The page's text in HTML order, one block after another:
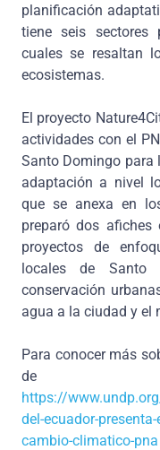
planificación
tiene seis sectores
cuales se resaltan
ecosistemas.
El proyecto
actividades con el
Santo Domingo para
adaptación a nivel
que se anexa en
preparó dos afiches
proyectos de
locales de Santo
conservación
agua a la ciudad y el
Para conocer más
de
https://
del-ecuador-
cambio-climatico-pna